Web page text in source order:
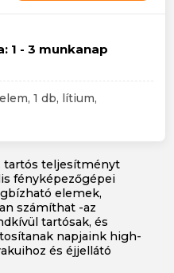
1 - 3 munkanap
1 db, lítium,
tartós teljesítményt
fényképezőgépei
elemek,
számíthat -az
tartósak, és
napjaink high-
és éjjellátó